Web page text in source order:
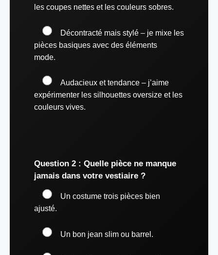
les coupes nettes et les couleurs sobres.
Décontracté mais stylé – je mixe les
pièces basiques avec des éléments
mode.
Audacieux et tendance – j’aime
expérimenter les silhouettes oversize et les
couleurs vives.
Question 2 : Quelle pièce ne manque
jamais dans votre vestiaire ?
Un costume trois pièces bien
ajusté.
Un bon jean slim ou barrel.